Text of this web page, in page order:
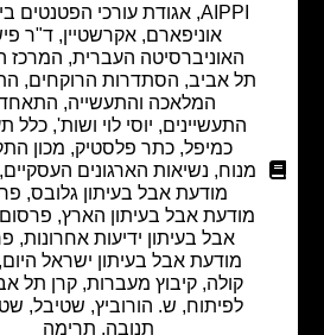
אגודת עורכי הפטנטים בישראל,
אוניפארם,אקרשטיין,ד"ר פישר,
האוניברסיטה העברית ,המרכז הרפואי
תל אביב,הסתדרות הרוקחים,התאחדות
המלאכה והתעשייה,התאחדות
התעשיינים,יוסי לוי ושות',כלל תעשיות ,
כתר פלסטיק ,מכון התקנים ,
מנוח, נשיאות הארגונים העסקיים,פרסום
מודעת אבל בעיתון גלובס, פרסום
מודעת אבל בעיתון הארץ,פרסום מודעת
אבל בעיתון ידיעות אחרונות,פרסום
מודעת אבל בעיתון ישראל היום,קוקה
קיבוץ מעברות,קרן תל אביב יפו
,ש. הורוביץ ,שטיבל, שטראוס,
תרימה